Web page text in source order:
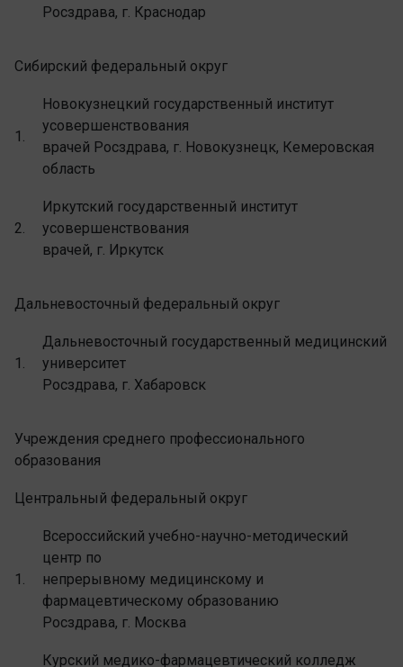
Росздрава, г. Краснодар
Сибирский федеральный округ
1.
Новокузнецкий государственный институт
усовершенствования
врачей Росздрава, г. Новокузнецк, Кемеровская
область
2.
Иркутский государственный институт
усовершенствования
врачей, г. Иркутск
Дальневосточный федеральный округ
1.
Дальневосточный государственный медицинский
университет
Росздрава, г. Хабаровск
Учреждения среднего профессионального
образования
Центральный федеральный округ
1.
Всероссийский учебно-научно-методический
центр по
непрерывному медицинскому и
фармацевтическому образованию
Росздрава, г. Москва
Курский медико-фармацевтический колледж